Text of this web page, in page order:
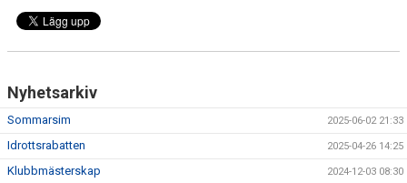
Nyhetsarkiv
Sommarsim 2025-06-02 21:33
Idrottsrabatten 2025-04-26 14:25
Klubbmästerskap 2024-12-03 08:30